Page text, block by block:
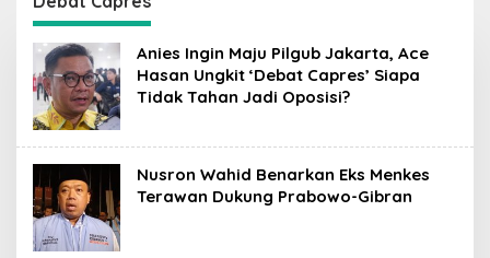
Ajak Makan
Anies Ingin Maju Pilgub Jakarta, Ace
Hasan Ungkit ‘Debat Capres’ Siapa
Tidak Tahan Jadi Oposisi?
Nusron Wahid Benarkan Eks Menkes
Terawan Dukung Prabowo-Gibran